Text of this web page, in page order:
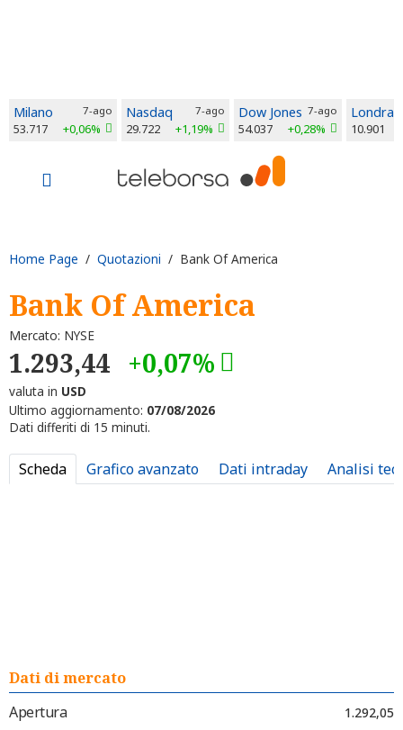
Milano 7-ago
53.717 +0,06%
Nasdaq 7-ago
29.722 +1,19%
Dow Jones 7-ago
54.037 +0,28%
Londra
10.901
Home Page / Quotazioni / Bank Of America
Bank Of America
Mercato: NYSE
1.293,44 +0,07%
valuta in USD
Ultimo aggiornamento: 07/08/2026
Dati differiti di 15 minuti.
Scheda Grafico avanzato Dati intraday Analisi
Dati di mercato
Apertura
1.292,05